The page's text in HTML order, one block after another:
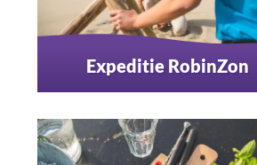
Expeditie RobinZon